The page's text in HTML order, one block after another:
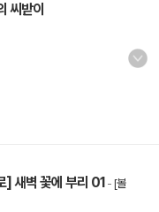
씨받이
새벽 꽃에 부리 01 - [볼